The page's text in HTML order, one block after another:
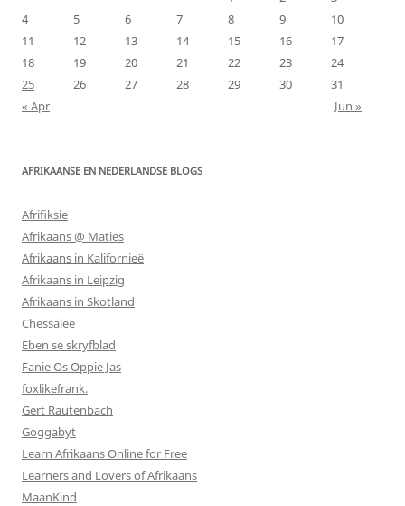
4
5 6 7 8 9
10
11
12 13 14 15 16
17
18
19 20 21 22 23
24
25
26 27 28 29 30
31
« Apr
Jun »
AFRIKAANSE EN NEDERLANDSE BLOGS
Afrifiksie
Afrikaans @ Maties
Afrikaans in Kalifornieë
Afrikaans in Leipzig
Afrikaans in Skotland
Chessalee
Eben se skryfblad
Fanie Os Oppie Jas
foxlikefrank.
Gert Rautenbach
Goggabyt
Learn Afrikaans Online for Free
Learners and Lovers of Afrikaans
MaanKind